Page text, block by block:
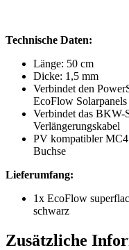
Technische Daten:
Länge: 50 cm
Dicke: 1,5 mm
Verbindet den
EcoFlow Solarpanels
Verbindet das BKW-
Verlängerungskabel
PV kompatibler
Buchse
Lieferumfang:
1x EcoFlow
schwarz
Zusätzliche